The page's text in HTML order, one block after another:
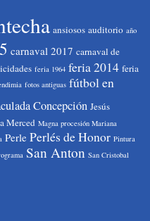
ansiosos auditorio año
carnaval 2017 carnaval de
feria 1964 feria 2014 feria
fotos antiguas fútbol en
Concepción Jesús
Merced Magna procesión Mariana
Perle Perlés de Honor Pintura
San Anton San Cristobal